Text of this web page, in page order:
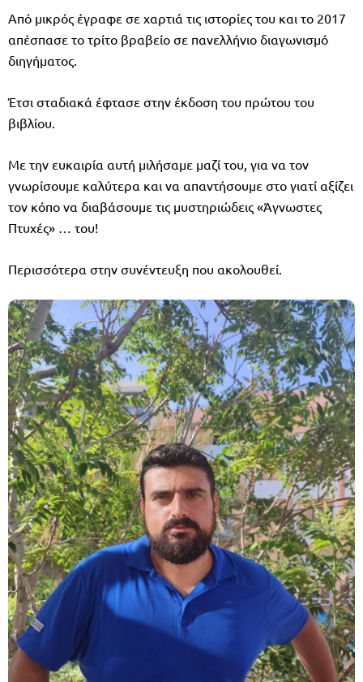
Από μικρός έγραφε σε χαρτιά τις ιστορίες του και το 2017
απέσπασε το τρίτο βραβείο σε πανελλήνιο διαγωνισμό
διηγήματος.
Έτσι σταδιακά έφτασε στην έκδοση του πρώτου του
βιβλίου.
Με την ευκαιρία αυτή μιλήσαμε μαζί του, για να τον
γνωρίσουμε καλύτερα και να απαντήσουμε στο γιατί αξίζει
τον κόπο να διαβάσουμε τις μυστηριώδεις «Άγνωστες
Πτυχές» … του!
Περισσότερα στην συνέντευξη που ακολουθεί.